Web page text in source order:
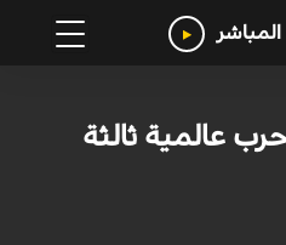
المباشر
عالمية ثالثة